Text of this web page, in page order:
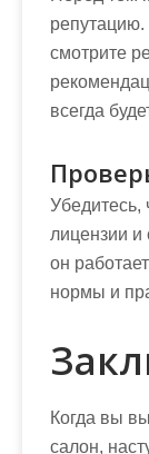
репутацию.
смотрите
всегда
Убедитесь,
лицензии и
он
нормы и
Когда вы
салон,